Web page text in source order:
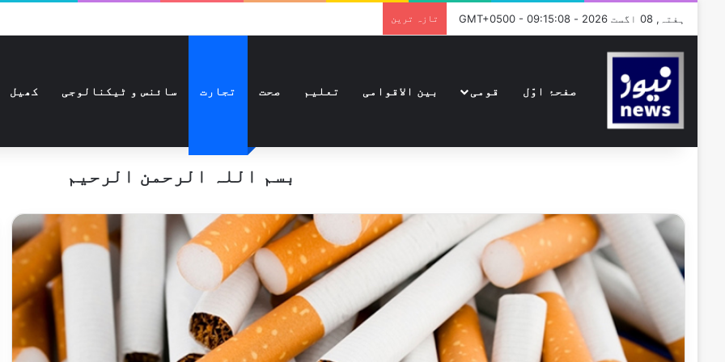
ہفتہ, 08 اگست 2026 - GMT+0500 - 09:15:08 تازہ ترین
صفحۂ اوّل قومی بین الاقوامی تعلیم صحت تجارت سائنس و ٹیکنالوجی کھیل
بسم اللہ الرحمن الرحیم